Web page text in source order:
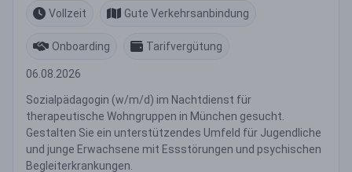
Vollzeit
Gute Verkehrsanbindung
Onboarding Tarifvergütung
06.08.2026
Sozialpädagogin (w/m/d) im Nachtdienst für
therapeutische Wohngruppen in München gesucht.
Gestalten Sie ein unterstützendes Umfeld für Jugendliche
und junge Erwachsene mit Essstörungen und psychischen
Begleiterkrankungen.